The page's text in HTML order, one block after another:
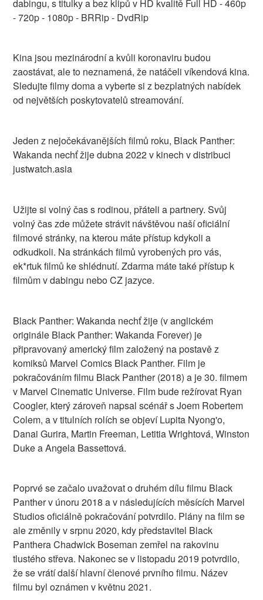
dabingu, s titulky a bez klipů v HD kvalitě Full HD - 460p
- 720p - 1080p - BRRip - DvdRip
Kina jsou mezinárodní a kvůli koronaviru budou
zaostávat, ale to neznamená, že natáčeli víkendová kina.
Sledujte filmy doma a vyberte si z bezplatných nabídek
od největších poskytovatelů streamování.
Jeden z nejočekávanějších filmů roku, Black Panther:
Wakanda nechť žije dubna 2022 v kinech v distribuci
justwatch.asia
Užijte si volný čas s rodinou, přáteli a partnery. Svůj
volný čas zde můžete strávit návštěvou naší oficiální
filmové stránky, na kterou máte přístup kdykoli a
odkudkoli. Na stránkách filmů vyrobených pro vás,
ek*rtuk filmů ke shlédnutí. Zdarma máte také přístup k
filmům v dabingu nebo CZ jazyce.
Black Panther: Wakanda nechť žije (v anglickém
originále Black Panther: Wakanda Forever) je
připravovaný americký film založený na postavě z
komiksů Marvel Comics Black Panther. Film je
pokračováním filmu Black Panther (2018) a je 30. filmem
v Marvel Cinematic Universe. Film bude režírovat Ryan
Coogler, který zároveň napsal scénář s Joem Robertem
Colem, a v titulních rolích se objeví Lupita Nyong'o,
Danai Gurira, Martin Freeman, Letitia Wrightová, Winston
Duke a Angela Bassettová.
Poprvé se začalo uvažovat o druhém dílu filmu Black
Panther v únoru 2018 a v následujících měsících Marvel
Studios oficiálně pokračování potvrdilo. Plány na film se
ale změnily v srpnu 2020, kdy představitel Black
Panthera Chadwick Boseman zemřel na rakovinu
tlustého střeva. Nakonec se v listopadu 2019 potvrdilo,
že se vrátí další hlavní členové prvního filmu. Název
filmu byl oznámen v květnu 2021.